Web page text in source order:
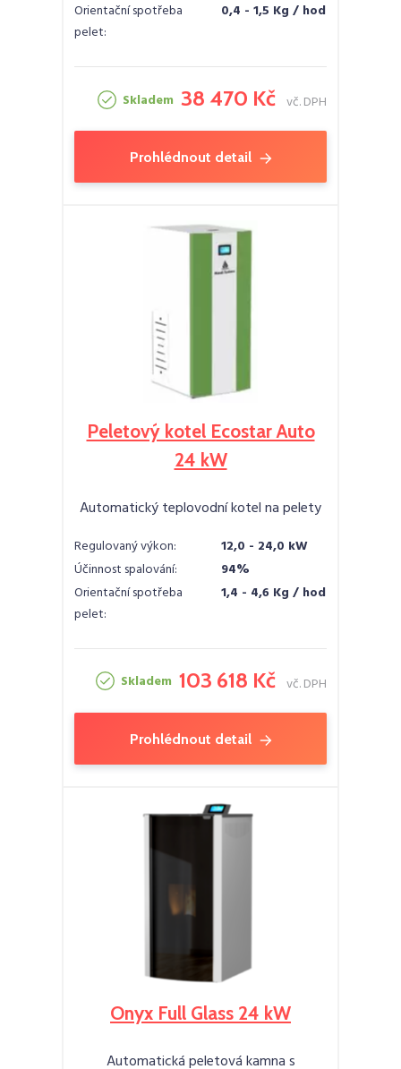
Orientační spotřeba
pelet:
0,4 - 1,5 Kg / hod
Skladem 38 470 Kč vč. DPH
Prohlédnout detail
Peletový kotel Ecostar Auto
24 kW
Automatický teplovodní kotel na pelety
Regulovaný výkon:
12,0 - 24,0 kW
Účinnost spalování:
94%
Orientační spotřeba
pelet:
1,4 - 4,6 Kg / hod
Skladem 103 618 Kč vč. DPH
Prohlédnout detail
Onyx Full Glass 24 kW
Automatická peletová kamna s